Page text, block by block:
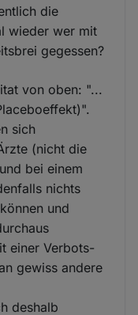
die
wieder wer mit
gegessen?
von oben: "...
sich
(nicht die
bei einem
nichts
und
einer Verbots-
gewiss andere
deshalb